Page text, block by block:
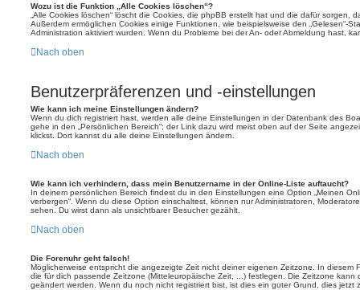
Wozu ist die Funktion „Alle Cookies löschen“?
„Alle Cookies löschen“ löscht die Cookies, die phpBB erstellt hat und die dafür sorgen,
Außerdem ermöglichen Cookies einige Funktionen, wie beispielsweise den „Gelesen“-
Administration aktiviert wurden. Wenn du Probleme bei der An- oder Abmeldung hast,
Nach oben
Benutzerpräferenzen und -einstellungen
Wie kann ich meine Einstellungen ändern?
Wenn du dich registriert hast, werden alle deine Einstellungen in der Datenbank des
gehe in den „Persönlichen Bereich“; der Link dazu wird meist oben auf der Seite
klickst. Dort kannst du alle deine Einstellungen ändern.
Nach oben
Wie kann ich verhindern, dass mein Benutzername in der Online-Liste auftaucht?
In deinem persönlichen Bereich findest du in den Einstellungen eine Option „Meinen
verbergen“. Wenn du diese Option einschaltest, können nur Administratoren,
sehen. Du wirst dann als unsichtbarer Besucher gezählt.
Nach oben
Die Forenuhr geht falsch!
Möglicherweise entspricht die angezeigte Zeit nicht deiner eigenen Zeitzone. In diesem
die für dich passende Zeitzone (Mitteleuropäische Zeit, ...) festlegen. Die Zeitzone kann
geändert werden. Wenn du noch nicht registriert bist, ist dies ein guter Grund, dies jetzt